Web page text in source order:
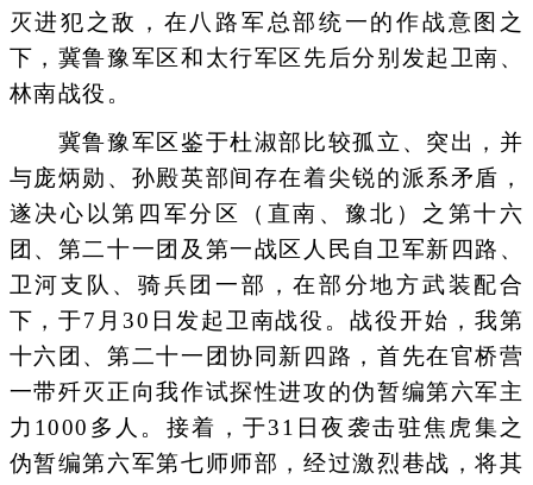
灭进犯之敌，在八路军总部统一的作战意图之
下，冀鲁豫军区和太行军区先后分别发起卫南、
林南战役。
冀鲁豫军区鉴于杜淑部比较孤立、突出，并
与庞炳勋、孙殿英部间存在着尖锐的派系矛盾，
遂决心以第四军分区（直南、豫北）之第十六
团、第二十一团及第一战区人民自卫军新四路、
卫河支队、骑兵团一部，在部分地方武装配合
下，于7月30日发起卫南战役。战役开始，我第
十六团、第二十一团协同新四路，首先在官桥营
一带歼灭正向我作试探性进攻的伪暂编第六军主
力1000多人。接着，于31日夜袭击驻焦虎集之
伪暂编第六军第七师师部，经过激烈巷战，将其